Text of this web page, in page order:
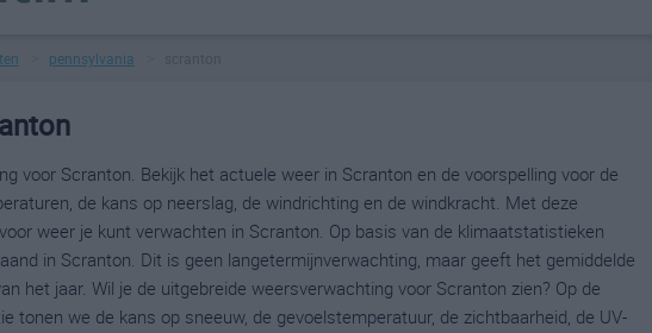
pennsylvania
voor Scranton. Bekijk het actuele weer in Scranton en de voorspelling voor de
de kans op neerslag, de windrichting en de windkracht. Met deze
weer je kunt verwachten in Scranton. Op basis van de klimaatstatistieken
in Scranton. Dit is geen langetermijnverwachting, maar geeft het gemiddelde
het jaar. Wil je de uitgebreide weersverwachting voor Scranton zien? Op de
tonen we de kans op sneeuw, de gevoelstemperatuur, de zichtbaarheid, de UV-